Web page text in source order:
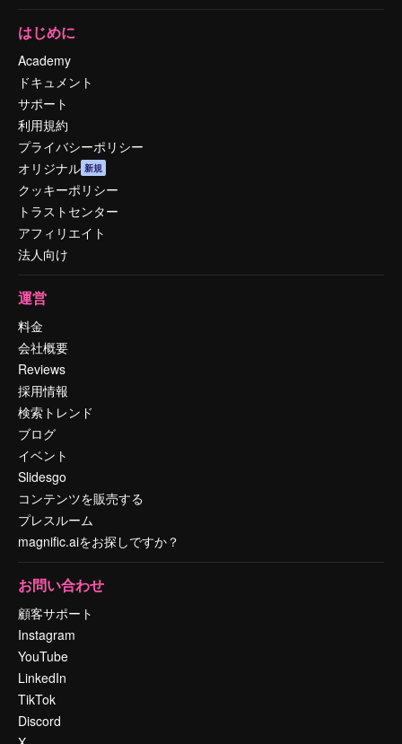
はじめに
Academy
ドキュメント
サポート
利用規約
プライバシーポリシー
オリジナル 新規
クッキーポリシー
トラストセンター
アフィリエイト
法人向け
運営
料金
会社概要
Reviews
採用情報
検索トレンド
ブログ
イベント
Slidesgo
コンテンツを販売する
プレスルーム
magnific.aiをお探しですか？
お問い合わせ
顧客サポート
Instagram
YouTube
LinkedIn
TikTok
Discord